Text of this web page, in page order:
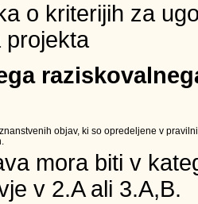
o kriterijih za
projekta
objav, ki so opredeljene v
mora biti v
v 2.A ali 3.A,B.